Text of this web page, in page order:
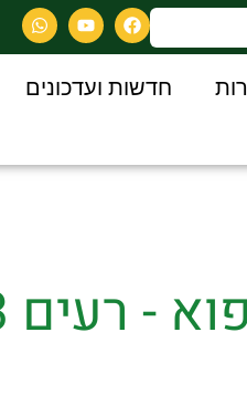
חדשות ועדכונים
רעים 2023